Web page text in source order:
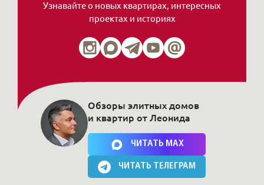
Узнавайте о новых квартирах, интересных
проектах и историях
Нажимая на кнопку, Вы соглашаетесь c политикой сайта
Обзоры элитных домов
и квартир от Леонида
ЧИТАТЬ MAX
ЧИТАТЬ ТЕЛЕГРАМ